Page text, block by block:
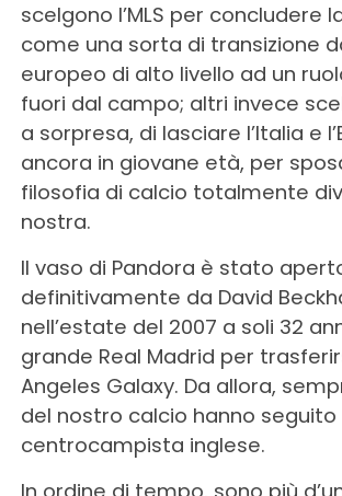
scelgono l’MLS per concludere
come una sorta di transizione
europeo di alto livello ad un
fuori dal campo; altri invece
a sorpresa, di lasciare l’Italia e
ancora in giovane età, per
filosofia di calcio totalmente
nostra.
Il vaso di Pandora è stato
definitivamente da David
nell’estate del 2007 a soli 32
grande Real Madrid per
Angeles Galaxy. Da allora,
del nostro calcio hanno
centrocampista inglese.